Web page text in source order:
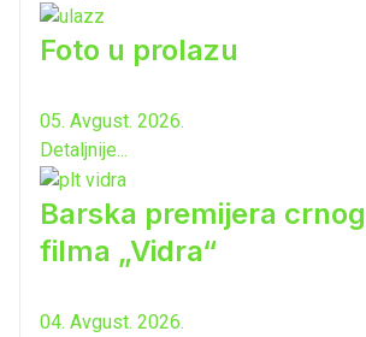
Foto u prolazu
05. Avgust. 2026.
Detaljnije...
Barska premijera
filma „Vidra“
04. Avgust. 2026.